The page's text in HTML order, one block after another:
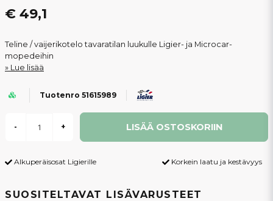
€ 49,1
Teline / vaijerikotelo tavaratilan luukulle Ligier- ja Microcar-
mopedeihin
Lue lisää
Tuotenro 51615989
- + LISÄÄ OSTOSKORIIN
Alkuperäisosat Ligierille Korkein laatu ja kestävyys
SUOSITELTAVAT LISÄVARUSTEET